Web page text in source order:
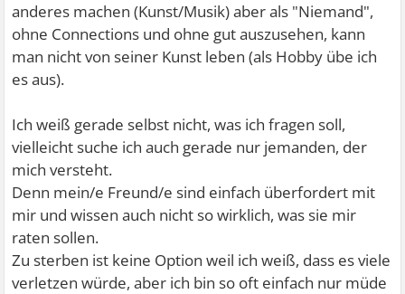
anderes machen (Kunst/Musik) aber als "Niemand",
ohne Connections und ohne gut auszusehen, kann
man nicht von seiner Kunst leben (als Hobby übe ich
es aus).
Ich weiß gerade selbst nicht, was ich fragen soll,
vielleicht suche ich auch gerade nur jemanden, der
mich versteht.
Denn mein/e Freund/e sind einfach überfordert mit
mir und wissen auch nicht so wirklich, was sie mir
raten sollen.
Zu sterben ist keine Option weil ich weiß, dass es viele
verletzen würde, aber ich bin so oft einfach nur müde